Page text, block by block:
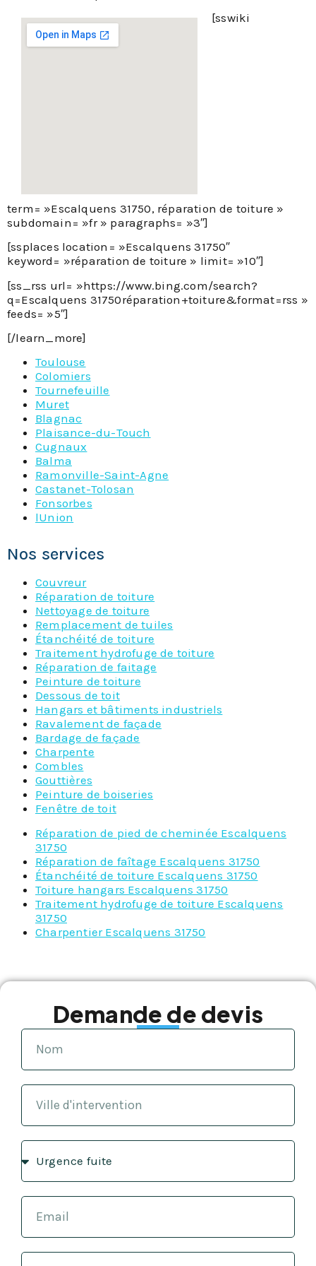
[sswiki
term= »Escalquens 31750, réparation de toiture »
subdomain= »fr » paragraphs= »3″]
[ssplaces location= »Escalquens 31750″
keyword= »réparation de toiture » limit= »10″]
[ss_rss url= »https://www.bing.com/search?
q=Escalquens 31750réparation+toiture&format=rss »
feeds= »5″]
[/learn_more]
Toulouse
Colomiers
Tournefeuille
Muret
Blagnac
Plaisance-du-Touch
Cugnaux
Balma
Ramonville-Saint-Agne
Castanet-Tolosan
Fonsorbes
lUnion
Nos services
Couvreur
Réparation de toiture
Nettoyage de toiture
Remplacement de tuiles
Étanchéité de toiture
Traitement hydrofuge de toiture
Réparation de faitage
Peinture de toiture
Dessous de toit
Hangars et bâtiments industriels
Ravalement de façade
Bardage de façade
Charpente
Combles
Gouttières
Peinture de boiseries
Fenêtre de toit
Réparation de pied de cheminée Escalquens
31750
Réparation de faîtage Escalquens 31750
Étanchéité de toiture Escalquens 31750
Toiture hangars Escalquens 31750
Traitement hydrofuge de toiture Escalquens
31750
Charpentier Escalquens 31750
Demande de devis